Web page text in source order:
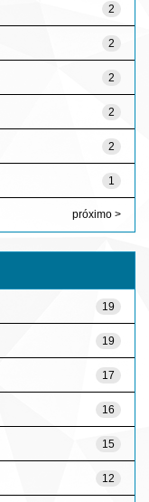
2
2
2
2
2
1
próximo >
19
19
17
16
15
12